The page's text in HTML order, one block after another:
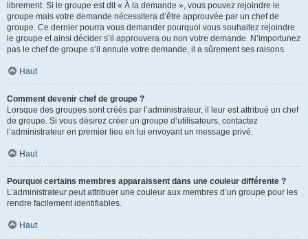
librement. Si le groupe est dit « À la demande », vous pouvez rejoindre le
groupe mais votre demande nécessitera d’être approuvée par un chef de
groupe. Ce dernier pourra vous demander pourquoi vous souhaitez rejoindre
le groupe et ainsi décider s’il approuvera ou non votre demande. N’importunez
pas le chef de groupe s’il annule votre demande, il a sûrement ses raisons.
Haut
Comment devenir chef de groupe ?
Lorsque des groupes sont créés par l’administrateur, il leur est attribué un chef
de groupe. Si vous désirez créer un groupe d’utilisateurs, contactez
l’administrateur en premier lieu en lui envoyant un message privé.
Haut
Pourquoi certains membres apparaissent dans une couleur différente ?
L’administrateur peut attribuer une couleur aux membres d’un groupe pour les
rendre facilement identifiables.
Haut